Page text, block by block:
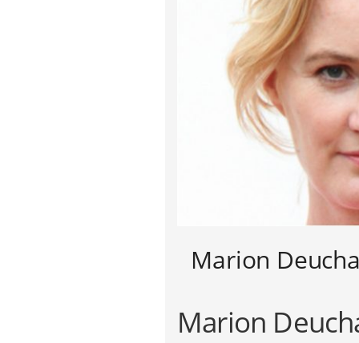
Marion
Marion